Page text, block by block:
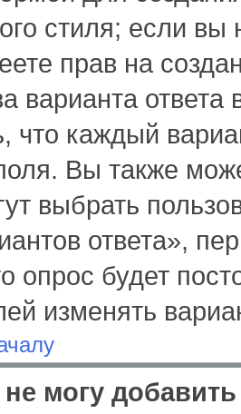
стиля; если
прав на
варианта ответа
что каждый
Вы также
выбрать
ответа»,
опрос будет
изменять
могу